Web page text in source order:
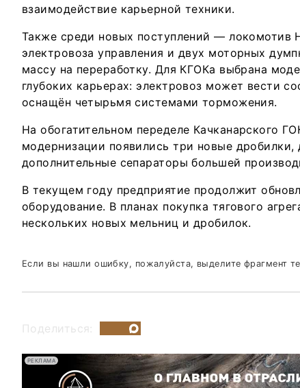
взаимодействие карьерной техники.
Также среди новых поступлений — локомотив
электровоза управления и двух моторных
массу на переработку. Для КГОКа выбрана
глубоких карьерах: электровоз может вести
оснащён четырьмя системами торможения.
На обогатительном переделе Качканарского
модернизации появились три новые дробилки,
дополнительные сепараторы большей
В текущем году предприятие продолжит
оборудование. В планах покупка тягового
нескольких новых мельниц и дробилок.
Если вы нашли ошибку, пожалуйста, выделите фрагмент
Поделиться:
РЕКЛАМА